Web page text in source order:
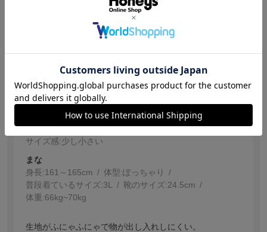
かわいいけど
サイズ感:少し小さい
まな
身長:161～165cm 体型:ぽっちゃり
普段着ているサイズ:3L 靴のサイズ:24.5cm
体重:66kg~70kg
生地がふにゃふにゃで物が出し入れしにくい。